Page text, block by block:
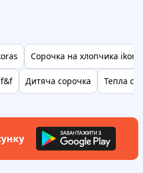
Сорочка на хлопчика
Дитяча сорочка Тепла